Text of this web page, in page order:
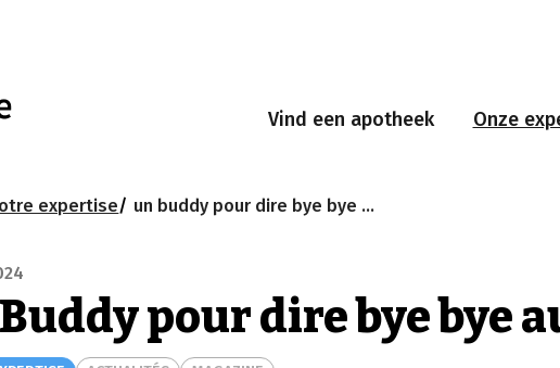
Vind een apotheek Onze
expertise un buddy pour dire bye bye au tabac
pour dire bye bye